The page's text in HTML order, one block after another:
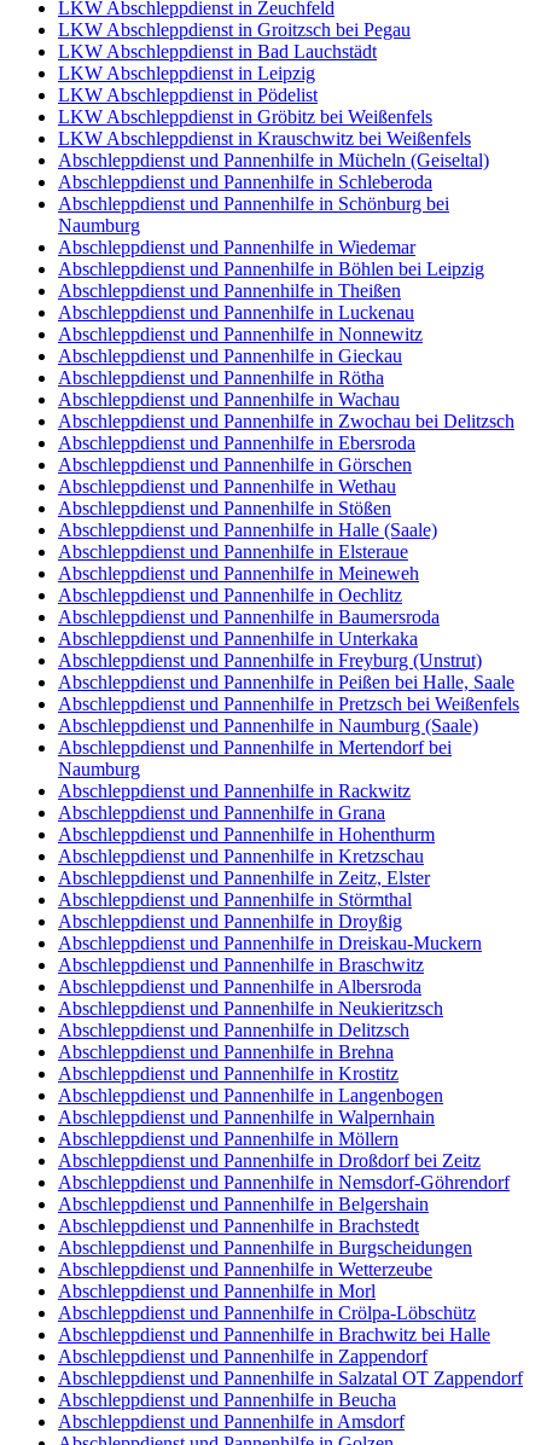
LKW Abschleppdienst in Zeuchfeld
LKW Abschleppdienst in Groitzsch bei Pegau
LKW Abschleppdienst in Bad Lauchstädt
LKW Abschleppdienst in Leipzig
LKW Abschleppdienst in Pödelist
LKW Abschleppdienst in Gröbitz bei Weißenfels
LKW Abschleppdienst in Krauschwitz bei Weißenfels
Abschleppdienst und Pannenhilfe in Mücheln (Geiseltal)
Abschleppdienst und Pannenhilfe in Schleberoda
Abschleppdienst und Pannenhilfe in Schönburg bei
Naumburg
Abschleppdienst und Pannenhilfe in Wiedemar
Abschleppdienst und Pannenhilfe in Böhlen bei Leipzig
Abschleppdienst und Pannenhilfe in Theißen
Abschleppdienst und Pannenhilfe in Luckenau
Abschleppdienst und Pannenhilfe in Nonnewitz
Abschleppdienst und Pannenhilfe in Gieckau
Abschleppdienst und Pannenhilfe in Rötha
Abschleppdienst und Pannenhilfe in Wachau
Abschleppdienst und Pannenhilfe in Zwochau bei Delitzsch
Abschleppdienst und Pannenhilfe in Ebersroda
Abschleppdienst und Pannenhilfe in Görschen
Abschleppdienst und Pannenhilfe in Wethau
Abschleppdienst und Pannenhilfe in Stößen
Abschleppdienst und Pannenhilfe in Halle (Saale)
Abschleppdienst und Pannenhilfe in Elsteraue
Abschleppdienst und Pannenhilfe in Meineweh
Abschleppdienst und Pannenhilfe in Oechlitz
Abschleppdienst und Pannenhilfe in Baumersroda
Abschleppdienst und Pannenhilfe in Unterkaka
Abschleppdienst und Pannenhilfe in Freyburg (Unstrut)
Abschleppdienst und Pannenhilfe in Peißen bei Halle, Saale
Abschleppdienst und Pannenhilfe in Pretzsch bei Weißenfels
Abschleppdienst und Pannenhilfe in Naumburg (Saale)
Abschleppdienst und Pannenhilfe in Mertendorf bei
Naumburg
Abschleppdienst und Pannenhilfe in Rackwitz
Abschleppdienst und Pannenhilfe in Grana
Abschleppdienst und Pannenhilfe in Hohenthurm
Abschleppdienst und Pannenhilfe in Kretzschau
Abschleppdienst und Pannenhilfe in Zeitz, Elster
Abschleppdienst und Pannenhilfe in Störmthal
Abschleppdienst und Pannenhilfe in Droyßig
Abschleppdienst und Pannenhilfe in Dreiskau-Muckern
Abschleppdienst und Pannenhilfe in Braschwitz
Abschleppdienst und Pannenhilfe in Albersroda
Abschleppdienst und Pannenhilfe in Neukieritzsch
Abschleppdienst und Pannenhilfe in Delitzsch
Abschleppdienst und Pannenhilfe in Brehna
Abschleppdienst und Pannenhilfe in Krostitz
Abschleppdienst und Pannenhilfe in Langenbogen
Abschleppdienst und Pannenhilfe in Walpernhain
Abschleppdienst und Pannenhilfe in Möllern
Abschleppdienst und Pannenhilfe in Droßdorf bei Zeitz
Abschleppdienst und Pannenhilfe in Nemsdorf-Göhrendorf
Abschleppdienst und Pannenhilfe in Belgershain
Abschleppdienst und Pannenhilfe in Brachstedt
Abschleppdienst und Pannenhilfe in Burgscheidungen
Abschleppdienst und Pannenhilfe in Wetterzeube
Abschleppdienst und Pannenhilfe in Morl
Abschleppdienst und Pannenhilfe in Crölpa-Löbschütz
Abschleppdienst und Pannenhilfe in Brachwitz bei Halle
Abschleppdienst und Pannenhilfe in Zappendorf
Abschleppdienst und Pannenhilfe in Salzatal OT Zappendorf
Abschleppdienst und Pannenhilfe in Beucha
Abschleppdienst und Pannenhilfe in Amsdorf